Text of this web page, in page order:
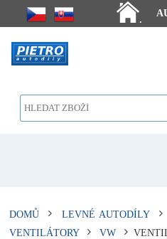
.
DOMŮ LEVNÉ AUTODÍLY
VENTILÁTORY
VW